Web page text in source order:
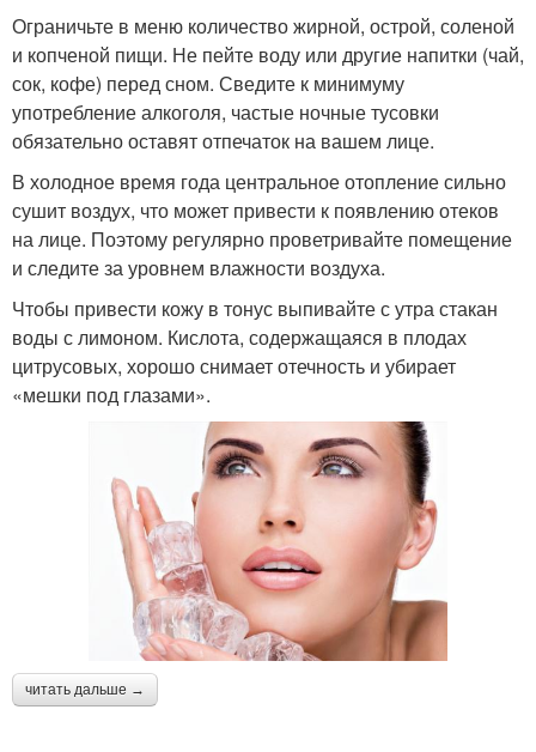
Ограничьте в меню количество жирной, острой, соленой
и копченой пищи. Не пейте воду или другие напитки (чай,
сок, кофе) перед сном. Сведите к минимуму
употребление алкоголя, частые ночные тусовки
обязательно оставят отпечаток на вашем лице.
В холодное время года центральное отопление сильно
сушит воздух, что может привести к появлению отеков
на лице. Поэтому регулярно проветривайте помещение
и следите за уровнем влажности воздуха.
Чтобы привести кожу в тонус выпивайте с утра стакан
воды с лимоном. Кислота, содержащаяся в плодах
цитрусовых, хорошо снимает отечность и убирает
«мешки под глазами».
читать дальше →